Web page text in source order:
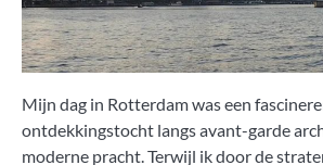
Mijn dag in Rotterdam was een
ontdekkingstocht langs avant-garde
moderne pracht. Terwijl ik door de